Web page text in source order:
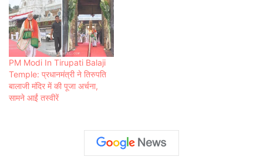
PM Modi In Tirupati Balaji
Temple: प्रधानमंत्री ने तिरुपति
बालाजी मंदिर में की पूजा अर्चना,
सामने आईं तस्वीरें